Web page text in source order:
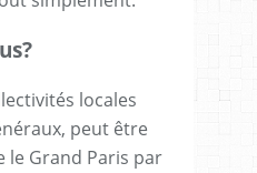
locales
peut être
Grand Paris par